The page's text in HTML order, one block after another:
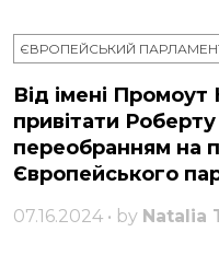
ЄВРОПЕЙСЬКИЙ
Від імені
привітати
переобранням на
Європейського
07.16.2024 • by Natalia